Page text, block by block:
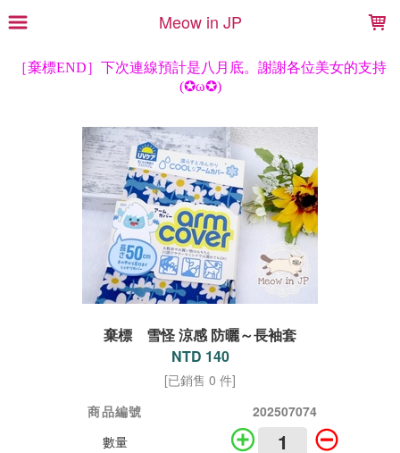
Meow in JP
棄標 雪怪 涼感 防曬～長袖套
NTD 140
[已銷售 0 件]
商品編號
202507074
數量